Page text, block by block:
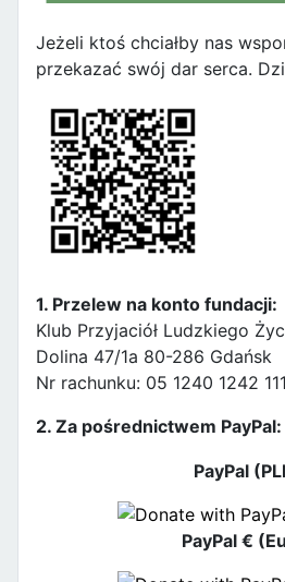
Jeżeli ktoś chciałby nas
przekazać swój dar serca.
1. Przelew na konto fundacji:
Klub Przyjaciół Ludzkiego
Dolina 47/1a 80-286 Gdańsk
Nr rachunku: 05 1240 1242
2. Za pośrednictwem PayPal:
PayPal
PayPal €